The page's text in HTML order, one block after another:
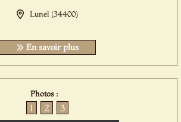
Lunel (34400)
En savoir plus
Photos :
1 2 3